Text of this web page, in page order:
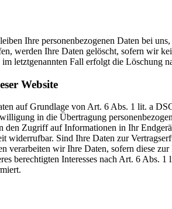
Ihre personenbezogenen Daten bei
werden Ihre Daten gelöscht, sofern wir
letztgenannten Fall erfolgt die Löschung
Website
auf Grundlage von Art. 6 Abs. 1 lit. a
in die Übertragung
Zugriff auf Informationen in Ihr
Sind Ihre Daten zur
wir Ihre Daten, sofern diese
berechtigten Interesses nach Art. 6 Abs.